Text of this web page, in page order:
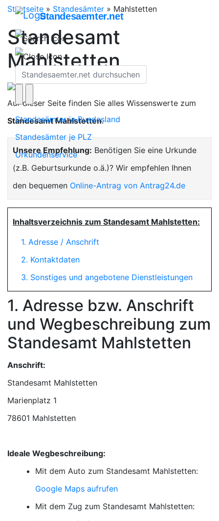
Standesaemter.net
Standesämter je Bundesland
Standesämter je PLZ
Urkundenservice
Startseite » Standesämter » Mahlstetten
Standesamt
Mahlstetten
Auf dieser Seite finden Sie alles Wissenswerte zum
Standesamt Mahlstetten.
Unsere Empfehlung: Benötigen Sie eine Urkunde
(z.B. Geburtsurkunde o.ä.)? Wir empfehlen Ihnen
den bequemen Online-Antrag von Antrag24.de
Inhaltsverzeichnis zum Standesamt Mahlstetten:
1. Adresse / Anschrift
2. Kontaktdaten
3. Sonstiges und angebotene Dienstleistungen
1. Adresse bzw. Anschrift
und Wegbeschreibung zum
Standesamt Mahlstetten
Anschrift:
Standesamt Mahlstetten
78601 Mahlstetten
Ideale Wegbeschreibung:
Mit dem Auto zum Standesamt Mahlstetten:
Google Maps aufrufen
Mit dem Zug zum Standesamt Mahlstetten: